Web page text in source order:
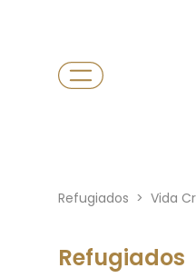
Refugiados > Vida
Refugiados